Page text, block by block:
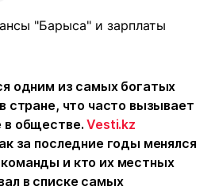
одним из самых богатых
стране, что часто вызывает
в обществе.Vesti.kz
за последние годы менялся
и кто их местных
в списке самых